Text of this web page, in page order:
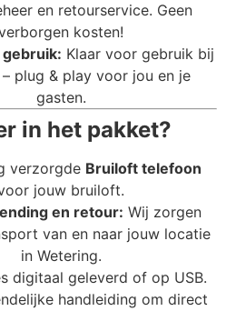
en retourservice. Geen
kosten!
gebruik: Klaar voor gebruik bij
plug & play voor jou en je
gasten.
in het pakket?
verzorgde Bruiloft telefoon
jouw bruiloft.
en retour: Wij zorgen
van en naar jouw locatie
in Wetering.
digitaal geleverd of op USB.
handleiding om direct